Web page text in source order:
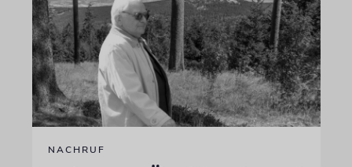
NACHRUF